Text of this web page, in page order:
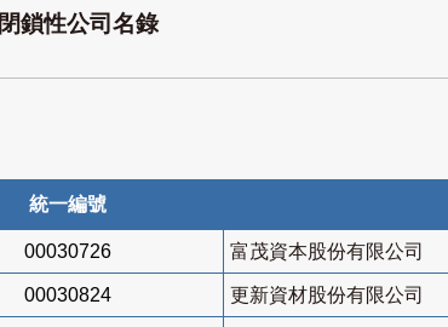
閉鎖性公司名錄
統一編號
00030726 富茂資本股份有限公司
00030824 更新資材股份有限公司